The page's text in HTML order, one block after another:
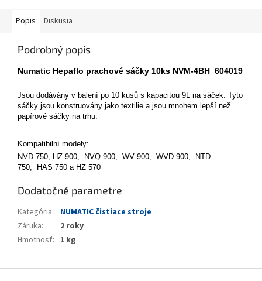
Popis Diskusia
Podrobný popis
Numatic Hepaflo prachové sáčky 10ks NVM-4BH 604019
Jsou dodávány v balení po 10 kusů s kapacitou 9L na sáček. Tyto
sáčky jsou konstruovány jako textilie a jsou mnohem lepší než
papírové sáčky na trhu.
Kompatibilní modely:
NVD 750, HZ 900, NVQ 900, WV 900, WVD 900, NTD
750, HAS 750 a HZ 570
Dodatočné parametre
Kategória:
NUMATIC čistiace stroje
Záruka:
2 roky
Hmotnosť: 1 kg